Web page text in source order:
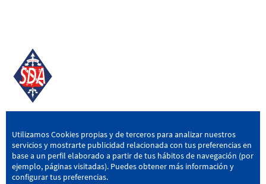
SD AMOREBIETA
San Miguel Kalea, 16, 48340 Amorebieta, Bizkaia
946 604 751 | sda@sdamorebieta.eus
Utilizamos Cookies propias y de terceros para analizar nuestros
servicios y mostrarte publicidad relacionada con tus preferencias en
base a un perfil elaborado a partir de tus hábitos de navegación (por
ejemplo, páginas visitadas). Puedes obtener más información y
configurar tus preferencias.